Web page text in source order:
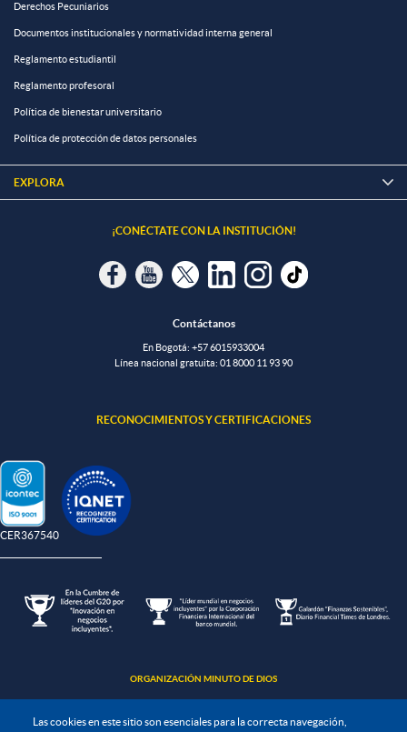
Las cookies en este sitio son esenciales para la correcta navegación,
Derechos Pecuniarios
Documentos institucionales y normatividad interna general
Reglamento estudiantil
Reglamento profesoral
Política de bienestar universitario
Política de protección de datos personales
EXPLORA 
¡CONÉCTATE CON LA INSTITUCIÓN!
Contáctanos
En Bogotá: +57 6015933004
Línea nacional gratuita: 01 8000 11 93 90
RECONOCIMIENTOS Y CERTIFICACIONES
CER367540
ORGANIZACIÓN MINUTO DE DIOS